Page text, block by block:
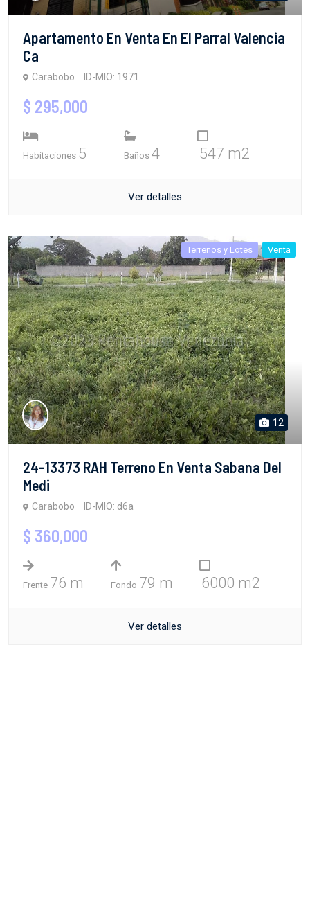
Apartamento En Venta En El Parral Valencia
Ca
Carabobo ID-MIO: 1971
$ 295,000
Habitaciones 5 Baños 4 547 m2
Ver detalles
Terrenos y Lotes Venta
12
24-13373 RAH Terreno En Venta Sabana Del
Medi
Carabobo ID-MIO: d6a
$ 360,000
Frente 76 m Fondo 79 m 6000 m2
Ver detalles